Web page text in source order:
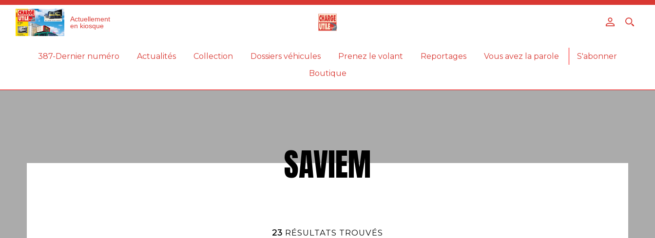
Actuellement
en kiosque
387-Dernier numéro Actualités Collection Dossiers véhicules Prenez le volant Reportages Vous avez la parole
S'abonner
Boutique
SAVIEM
23 RÉSULTATS TROUVÉS
Panneau de gestion des cookies